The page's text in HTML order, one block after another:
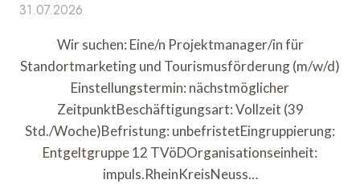
31.07.2026
Wir suchen: Eine/n Projektmanager/in für
Standortmarketing und Tourismusförderung (m/w/d)
Einstellungstermin: nächstmöglicher
ZeitpunktBeschäftigungsart: Vollzeit (39
Std./Woche)Befristung: unbefristetEingruppierung:
Entgeltgruppe 12 TVöDOrganisationseinheit:
impuls.RheinKreisNeuss…